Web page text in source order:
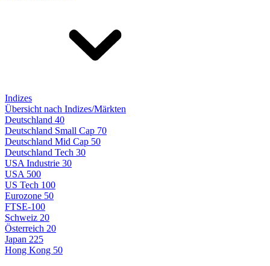
Indizes
Übersicht nach Indizes/Märkten
Deutschland 40
Deutschland Small Cap 70
Deutschland Mid Cap 50
Deutschland Tech 30
USA Industrie 30
USA 500
US Tech 100
Eurozone 50
FTSE-100
Schweiz 20
Österreich 20
Japan 225
Hong Kong 50